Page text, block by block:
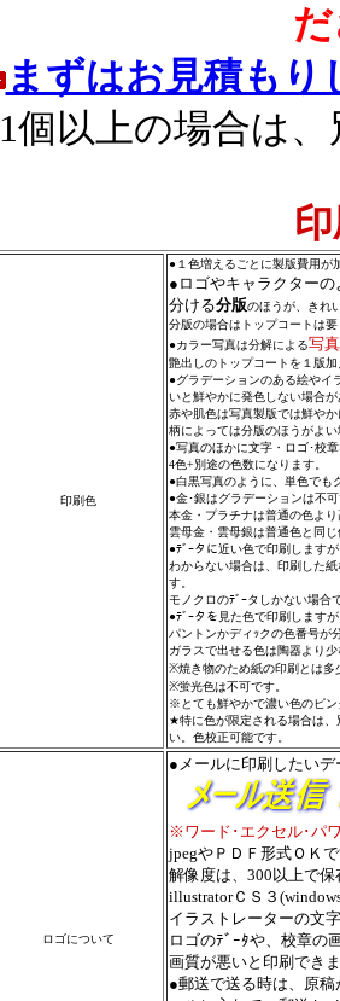
まずはお見積もり
個以上の場合は
印刷色
●１色増えるごとに製版費用が
●ロゴやキャラクター
分ける分版のほうが、きれ
分版の場合はトップコートは
●カラー写真は分解による写
艶出しのトップコートを１版
●グラデーションのある絵やイ
いと鮮やかに発色しない場合
赤や肌色は写真製版では鮮や
柄によっては分版のほうがよ
●写真のほかに文字・ロゴ･校
4色+別途の色数になります。
●白黒写真のように、単色でも
●金･銀はグラデーションは不
本金・プラチナは普通の色よ
雲母金・雲母銀は普通色と同
●ﾃﾞｰタに近い色で印刷します
わからない場合は、印刷した
す。
モノクロのﾃﾞｰタしかない場合
●ﾃﾞｰタを見た色で印刷します
パントンかディｯクの色番号が
ガラスで出せる色は陶器より
※焼き物のため紙の印刷とは多
※蛍光色は不可です。
※とても鮮やかで濃い色のピ
★特に色が限定される場合は、
い。色校正可能です。
ロゴについて
●メールに印刷したい
※ワード･エクセル･パ
jpegやＰＤＦ形式ＯＫ
解像度は、300以上で
illustratorＣＳ３
イラストレーターの文
ロゴのﾃﾞｰﾀや、校章の
画質が悪いと印刷でき
●郵送で送る時は、原